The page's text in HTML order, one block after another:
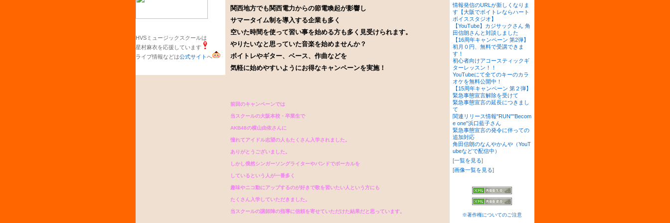
HVSミュージックスクールは
星村麻衣を応援しています
ライブ情報などは公式サイトへ
関西地方でも関西電力からの節電喚起が影響し
サマータイム制を導入する企業も多く
空いた時間を使って習い事を始める方も多く見受けられます。
やりたいなと思っていた音楽を始めませんか？
ボイトレやギター、ベース、作曲などを
気軽に始めやすいようにお得なキャンペーンを実施！
前回のキャンペーンでは
当スクールの大阪本校・卒業生で
AKB48の横山由依さんに
憧れてアイドル志望の人もたくさん入学されました。
ありがとうございました。
しかし俄然シンガーソングライターやバンドでボーカルを
しているという人が一番多く
趣味やニコ動にアップするのが好きで歌を習いたい人という方にも
たくさん入学していただきました。
当スクールの講師陣の指導に信頼を寄せていただけた結果だと思っています。
情報発信のURLが新しくなりま
す【大阪でボイトレならハート
ボイススタジオ】
【YouTube】カジサックさん 角
田信朗さんと対談しました
【16周年キャンペーン 第2弾】
初月０円、無料で受講できま
す！
初心者向けアコースティックギ
ターレッスン！！
YouTubeにて全てのキーのカラ
オケを無料公開中！
【15周年キャンペーン 第２弾】
緊急事態宣言解除を受けて
緊急事態宣言の延長につきまし
て
関連リリース情報"RUN""Becom
e one"浜口藍子さん
緊急事態宣言の発令に伴っての
追加対応
角田信朗のなんやかんや（YouT
ubeなどで配信中）
[一覧を見る]
[画像一覧を見る]
※著作権についてのご注意